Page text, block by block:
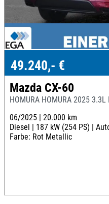
49.240,- €
Mazda CX-60
HOMURA HOMURA 2025 3.3L
06/2025 | 20.000 km
Diesel | 187 kW (254 PS) |
Farbe: Rot Metallic